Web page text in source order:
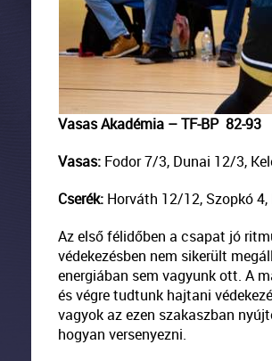
Vasas Akadémia – TF-BP 82-93
Vasas:Fodor 7/3, Dunai 12/3,
Cserék:Horváth 12/12, Szopkó
Az első félidőben a csapat jó
védekezésben nem sikerült
energiában sem vagyunk ott. A
és végre tudtunk hajtani
vagyok az ezen szakaszban
hogyan versenyezni.